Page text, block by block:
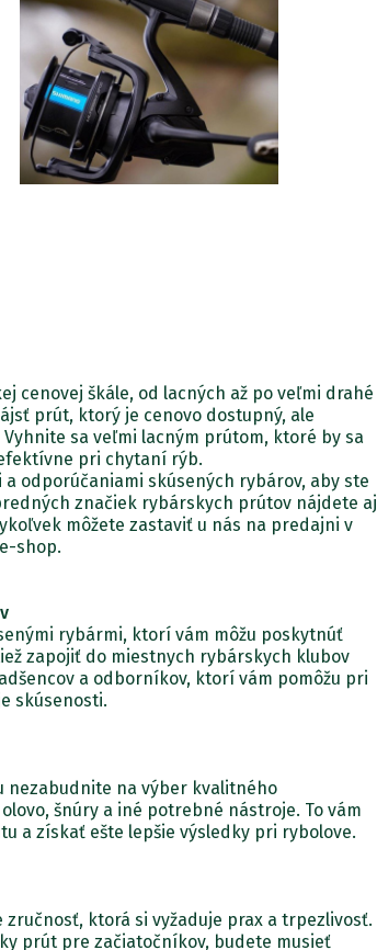
cenovej škále, od lacných až po veľmi drahé
prút, ktorý je cenovo dostupný, ale
sa veľmi lacným prútom, ktoré by sa
pri chytaní rýb.
odporúčaniami skúsených rybárov, aby ste
značiek rybárskych prútov nájdete aj
môžete zastaviť u nás na predajni v
shop.
rybármi, ktorí vám môžu poskytnúť
zapojiť do miestnych rybárskych klubov
a odborníkov, ktorí vám pomôžu pri
skúsenosti.
nezabudnite na výber kvalitného
šnúry a iné potrebné nástroje. To vám
a získať ešte lepšie výsledky pri rybolove.
ktorá si vyžaduje prax a trpezlivosť.
prút pre začiatočníkov, budete musieť